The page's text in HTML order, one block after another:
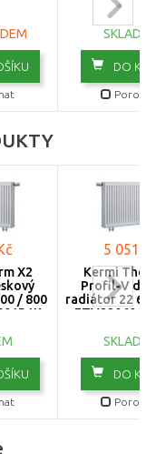
DO
X2
/ 800
5 051
Kermi
Profil-V
radiátor 22
DO